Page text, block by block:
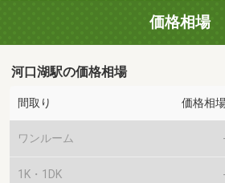
価格相場
河口湖駅の価格相場
間取り 価格相
ワンルーム -
1K・1DK -